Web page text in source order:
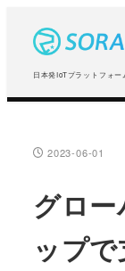
コ
日本発IoTプラットフォ
投稿日
2023-06-01
グロ
ップで